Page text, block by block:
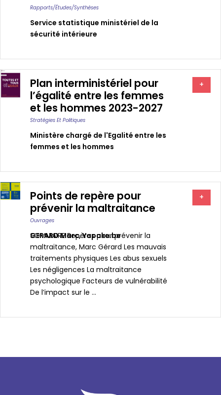
Rapports/études/synthèses
Service statistique ministériel de la
sécurité intérieure
Plan interministériel pour
l’égalité entre les femmes
et les hommes 2023-2027
Stratégies Et Politiques
Ministère chargé de l'Egalité entre les
femmes et les hommes
+
Points de repère pour
prévenir la maltraitance
Ouvrages
GERARD Marc,Yapake.be
SOMMAIRE Repères pour prévenir la
maltraitance, Marc Gérard Les mauvais
traitements physiques Les abus sexuels
Les négligences La maltraitance
psychologique Facteurs de vulnérabilité
De l’impact sur le ...
+